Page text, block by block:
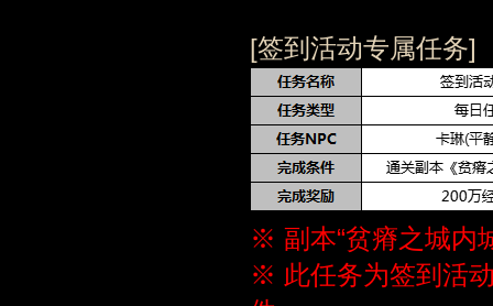
[签到活动专属任务]
※ 副本“贫瘠之城内
※ 此任务为签到活